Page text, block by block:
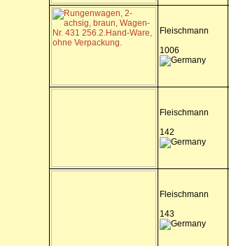
Fleischmann
1006
Fleischmann
142
Fleischmann
143